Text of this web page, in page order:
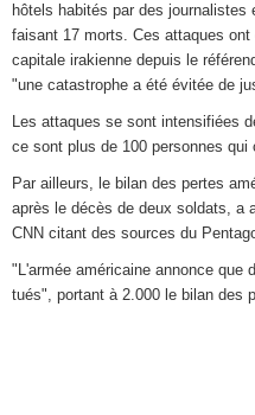
hôtels habités par des
faisant 17 morts. Ces attaques
capitale irakienne depuis le
"une catastrophe a été évitée de
Les attaques se sont intensifiées
ce sont plus de 100 personnes
Par ailleurs, le bilan des pertes
après le décès de deux soldats, a
CNN citant des sources du
"L'armée américaine annonce que
tués", portant à 2.000 le bilan des